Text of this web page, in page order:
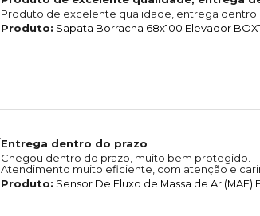
Produto de excelente qualidade, entrega dentro
Produto: Sapata Borracha 68x100 Elevador
Entrega dentro do prazo
Chegou dentro do prazo, muito bem protegido.
Atendimento muito eficiente, com atenção e
Produto: Sensor De Fluxo de Massa de Ar (MAF)